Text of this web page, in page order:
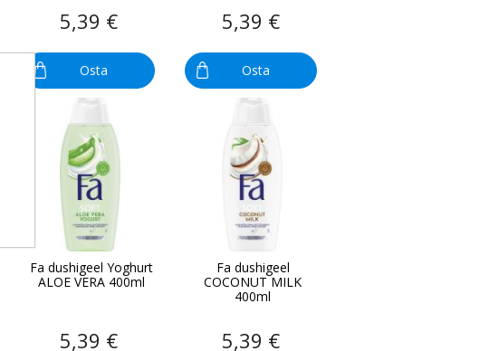
5,39 €
Osta
5,39 €
Osta
Fa dushigeel Yoghurt
ALOE VERA 400ml
5,39 €
Fa dushigeel
COCONUT MILK
400ml
5,39 €